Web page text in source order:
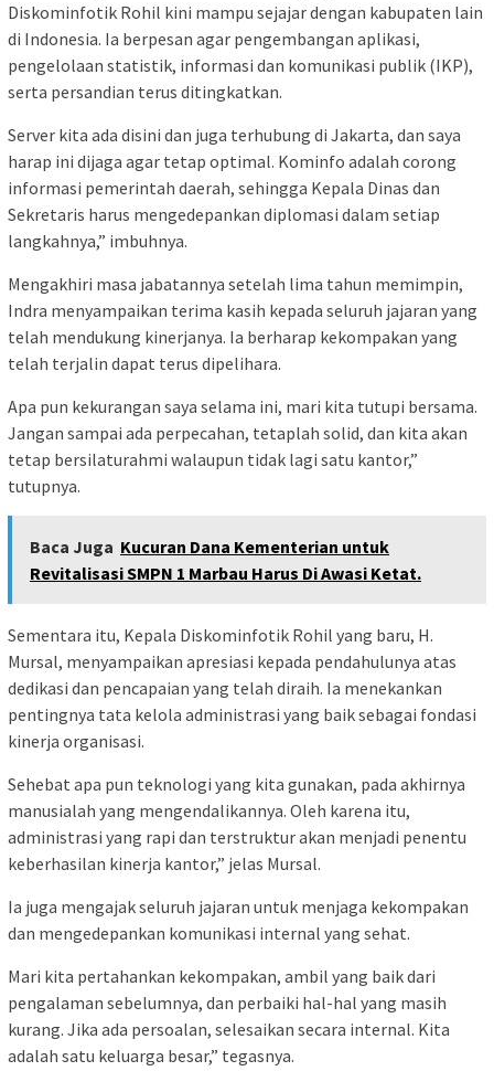
Diskominfotik Rohil kini mampu sejajar dengan kabupaten lain
di Indonesia. Ia berpesan agar pengembangan aplikasi,
pengelolaan statistik, informasi dan komunikasi publik (IKP),
serta persandian terus ditingkatkan.
Server kita ada disini dan juga terhubung di Jakarta, dan saya
harap ini dijaga agar tetap optimal. Kominfo adalah corong
informasi pemerintah daerah, sehingga Kepala Dinas dan
Sekretaris harus mengedepankan diplomasi dalam setiap
langkahnya,” imbuhnya.
Mengakhiri masa jabatannya setelah lima tahun memimpin,
Indra menyampaikan terima kasih kepada seluruh jajaran yang
telah mendukung kinerjanya. Ia berharap kekompakan yang
telah terjalin dapat terus dipelihara.
Apa pun kekurangan saya selama ini, mari kita tutupi bersama.
Jangan sampai ada perpecahan, tetaplah solid, dan kita akan
tetap bersilaturahmi walaupun tidak lagi satu kantor,”
tutupnya.
Baca Juga Kucuran Dana Kementerian untuk
Revitalisasi SMPN 1 Marbau Harus Di Awasi Ketat.
Sementara itu, Kepala Diskominfotik Rohil yang baru, H.
Mursal, menyampaikan apresiasi kepada pendahulunya atas
dedikasi dan pencapaian yang telah diraih. Ia menekankan
pentingnya tata kelola administrasi yang baik sebagai fondasi
kinerja organisasi.
Sehebat apa pun teknologi yang kita gunakan, pada akhirnya
manusialah yang mengendalikannya. Oleh karena itu,
administrasi yang rapi dan terstruktur akan menjadi penentu
keberhasilan kinerja kantor,” jelas Mursal.
Ia juga mengajak seluruh jajaran untuk menjaga kekompakan
dan mengedepankan komunikasi internal yang sehat.
Mari kita pertahankan kekompakan, ambil yang baik dari
pengalaman sebelumnya, dan perbaiki hal-hal yang masih
kurang. Jika ada persoalan, selesaikan secara internal. Kita
adalah satu keluarga besar,” tegasnya.